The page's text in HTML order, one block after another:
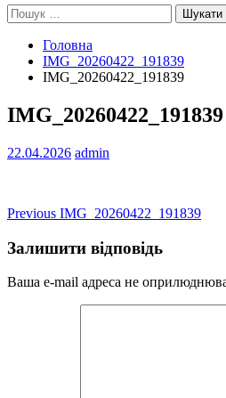
Пошук:
Головна
IMG_20260422_191839
IMG_20260422_191839
IMG_20260422_191839
22.04.2026 admin
Навігація
записів
Previous Previous
IMG_20260422_191839
Залишити відповідь
Ваша e-mail адреса не